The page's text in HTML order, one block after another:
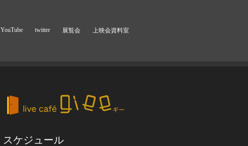
YouTube twitter 展覧会 上映会資料室
スケジュール